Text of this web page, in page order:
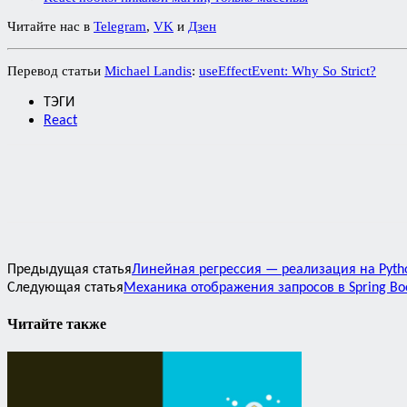
Читайте нас в Telegram, VK и Дзен
Перевод статьи Michael Landis: useEffectEvent: Why So Strict?
ТЭГИ
React
Предыдущая статьяЛинейная регрессия — реализация на
Следующая статьяМеханика отображения запросов в Spring
Читайте также